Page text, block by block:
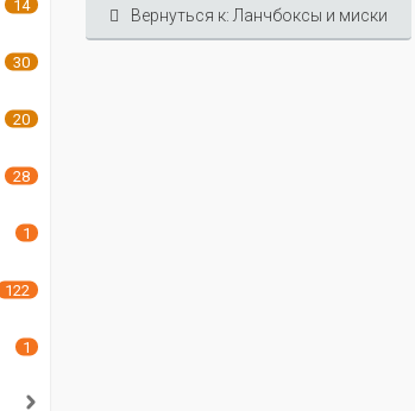
Вернуться к: Ланчбоксы и миски
14
30
20
28
1
122
1